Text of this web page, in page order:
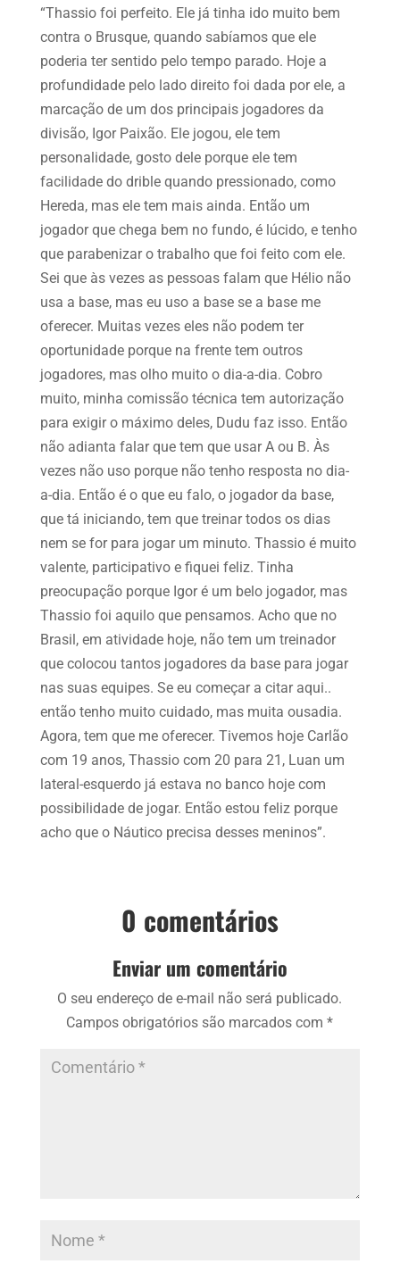
“Thassio foi perfeito. Ele já tinha ido muito bem
contra o Brusque, quando sabíamos que ele
poderia ter sentido pelo tempo parado. Hoje a
profundidade pelo lado direito foi dada por ele, a
marcação de um dos principais jogadores da
divisão, Igor Paixão. Ele jogou, ele tem
personalidade, gosto dele porque ele tem
facilidade do drible quando pressionado, como
Hereda, mas ele tem mais ainda. Então um
jogador que chega bem no fundo, é lúcido, e tenho
que parabenizar o trabalho que foi feito com ele.
Sei que às vezes as pessoas falam que Hélio não
usa a base, mas eu uso a base se a base me
oferecer. Muitas vezes eles não podem ter
oportunidade porque na frente tem outros
jogadores, mas olho muito o dia-a-dia. Cobro
muito, minha comissão técnica tem autorização
para exigir o máximo deles, Dudu faz isso. Então
não adianta falar que tem que usar A ou B. Às
vezes não uso porque não tenho resposta no dia-
a-dia. Então é o que eu falo, o jogador da base,
que tá iniciando, tem que treinar todos os dias
nem se for para jogar um minuto. Thassio é muito
valente, participativo e fiquei feliz. Tinha
preocupação porque Igor é um belo jogador, mas
Thassio foi aquilo que pensamos. Acho que no
Brasil, em atividade hoje, não tem um treinador
que colocou tantos jogadores da base para jogar
nas suas equipes. Se eu começar a citar aqui..
então tenho muito cuidado, mas muita ousadia.
Agora, tem que me oferecer. Tivemos hoje Carlão
com 19 anos, Thassio com 20 para 21, Luan um
lateral-esquerdo já estava no banco hoje com
possibilidade de jogar. Então estou feliz porque
acho que o Náutico precisa desses meninos”.
0 comentários
Enviar um comentário
O seu endereço de e-mail não será publicado.
Campos obrigatórios são marcados com*